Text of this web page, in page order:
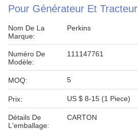
Pour Générateur Et Tracteur
Nom De La
Marque:
Perkins
Numéro De
Modèle:
111147761
MOQ: 5
Prix: US $ 8-15 (1 Piece)
Détails De
L'emballage:
CARTON